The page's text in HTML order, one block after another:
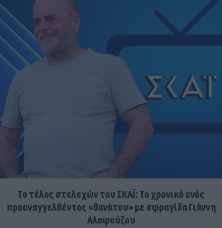
Το τέλος στελεχών του ΣΚΑΪ: Το χρονικό ενός
προαναγγελθέντος «θανάτου» με σφραγίδα Γιάννη
Αλαφούζου